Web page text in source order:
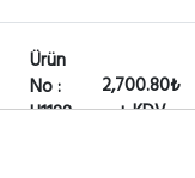
Ürün
No :
U1188
2,700.80₺
+ KDV